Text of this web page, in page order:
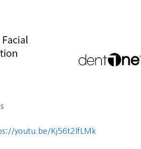
youtu.be/Kj56t2lfLMk